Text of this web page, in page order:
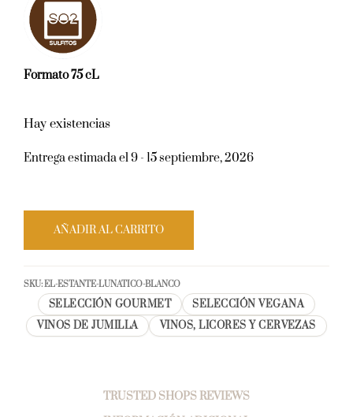
Formato 75 cL
Hay existencias
Entrega estimada el 9 - 15 septiembre, 2026
AÑADIR AL CARRITO
SKU:EL-ESTANTE-LUNATICO-BLANCO
SELECCIÓN GOURMET
SELECCIÓN VEGANA
VINOS DE JUMILLA
VINOS, LICORES Y CERVEZAS
TRUSTED SHOPS REVIEWS